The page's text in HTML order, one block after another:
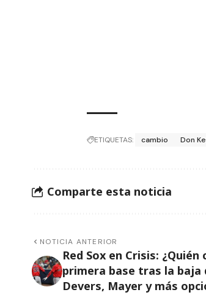
ETIQUETAS: cambio Don
Comparte esta noticia
NOTICIA ANTERIOR
Red Sox en Crisis: ¿Quién
primera base tras la baja
Devers, Mayer y más